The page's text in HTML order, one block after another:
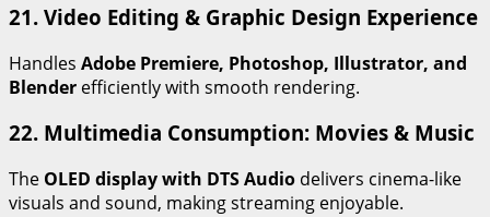
21. Video Editing & Graphic Design Experience
Handles Adobe Premiere, Photoshop, Illustrator, and
Blender efficiently with smooth rendering.
22. Multimedia Consumption: Movies & Music
The OLED display with DTS Audio delivers cinema-like
visuals and sound, making streaming enjoyable.